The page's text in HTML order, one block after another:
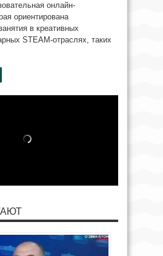
онлайн-
ориентирована
в креативных
STEAM-отраслях, таких